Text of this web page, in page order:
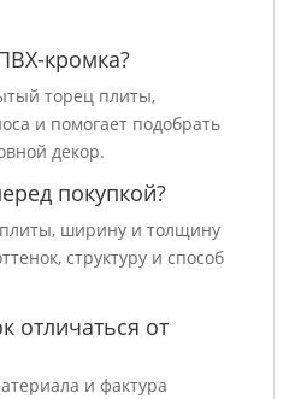
кромка?
торец плиты,
и помогает подобрать
декор.
покупкой?
ширину и толщину
структуру и способ
отличаться от
и фактура